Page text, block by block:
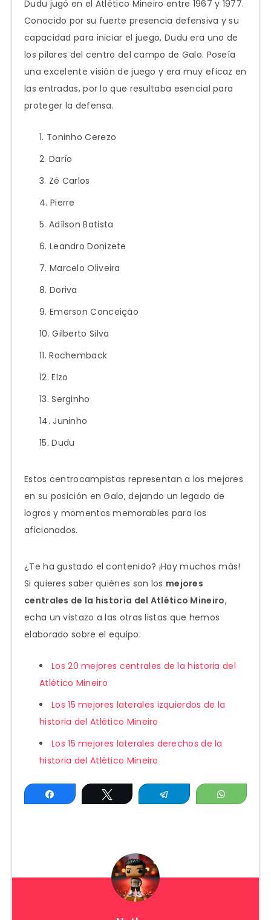
Dudu jugó en el Atlético Mineiro entre 1967 y 1977.
Conocido por su fuerte presencia defensiva y su
capacidad para iniciar el juego, Dudu era uno de
los pilares del centro del campo de Galo. Poseía
una excelente visión de juego y era muy eficaz en
las entradas, por lo que resultaba esencial para
proteger la defensa.
Toninho Cerezo
Darío
Zé Carlos
Pierre
Adílson Batista
Leandro Donizete
Marcelo Oliveira
Doriva
Emerson Conceição
Gilberto Silva
Rochemback
Elzo
Serginho
Juninho
Dudu
Estos centrocampistas representan a los mejores
en su posición en Galo, dejando un legado de
logros y momentos memorables para los
aficionados.
¿Te ha gustado el contenido? ¡Hay muchos más!
Si quieres saber quiénes son los mejores
centrales de la historia del Atlético Mineiro,
echa un vistazo a las otras listas que hemos
elaborado sobre el equipo:
Los 20 mejores centrales de la historia del
Atlético Mineiro
Los 15 mejores laterales izquierdos de la
historia del Atlético Mineiro
Los 15 mejores laterales derechos de la
historia del Atlético Mineiro
Compartir Twittear Telegram